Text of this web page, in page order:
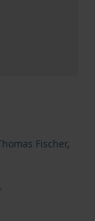
Fischer,